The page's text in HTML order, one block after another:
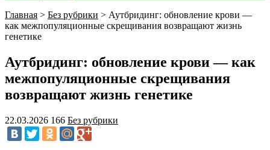
Главная > Без рубрики > Аутбридинг: обновление крови —
как межпопуляционные скрещивания возвращают жизнь
генетике
Аутбридинг: обновление крови — как
межпопуляционные скрещивания
возвращают жизнь генетике
22.03.2026 166 Без рубрики